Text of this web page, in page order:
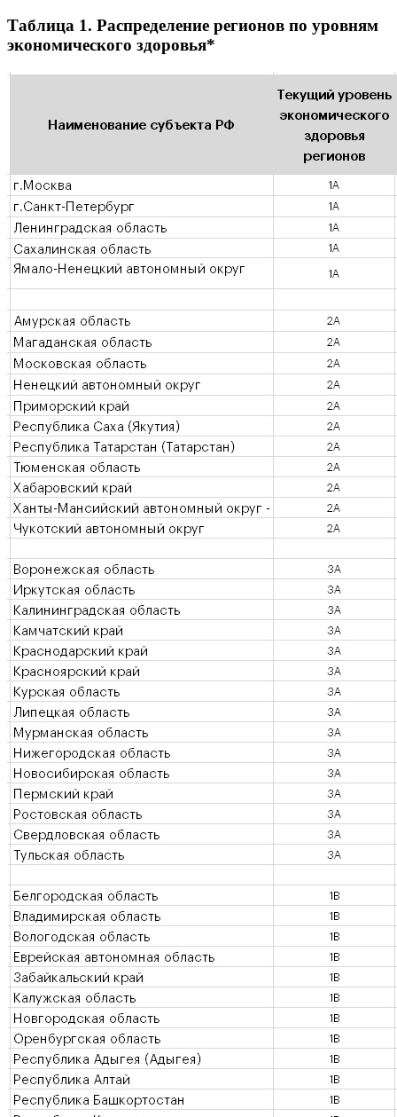
Таблица 1. Распределение регионов по уровням
экономического здоровья*